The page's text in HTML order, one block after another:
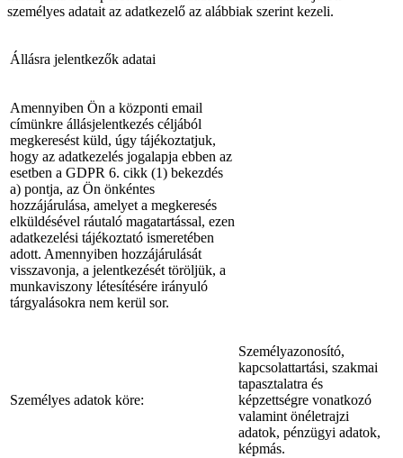
személyes adatait az adatkezelő az alábbiak szerint kezeli.
Állásra jelentkezők adatai
Amennyiben Ön a központi email
címünkre állásjelentkezés céljából
megkeresést küld, úgy tájékoztatjuk,
hogy az adatkezelés jogalapja ebben az
esetben a GDPR 6. cikk (1) bekezdés
a) pontja, az Ön önkéntes
hozzájárulása, amelyet a megkeresés
elküldésével ráutaló magatartással, ezen
adatkezelési tájékoztató ismeretében
adott. Amennyiben hozzájárulását
visszavonja, a jelentkezését töröljük, a
munkaviszony létesítésére irányuló
tárgyalásokra nem kerül sor.
Személyes adatok köre:
Személyazonosító,
kapcsolattartási, szakmai
tapasztalatra és
képzettségre vonatkozó
valamint önéletrajzi
adatok, pénzügyi adatok,
képmás.